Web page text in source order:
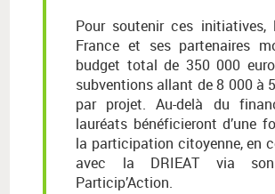
Pour soutenir ces initiatives,
France et ses partenaires
budget total de 350 000
subventions allant de 8 000 à
par projet. Au-delà du
lauréats bénéficieront d’une
la participation citoyenne, en
avec la DRIEAT via
Particip’Action.